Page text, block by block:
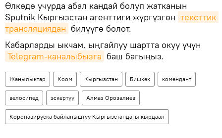
Өлкөдө учурда абал кандай болуп жатканын
Sputnik Кыргызстан агенттиги жүргүзгөн тексттик
трансляциядан билүүгө болот.
Кабарларды ыкчам, ыңгайлуу шартта окуу үчүн
Telegram-каналыбызга баш багыңыз.
Жаңылыктар Коом Кыргызстан Бишкек комендант
велосипед эскертүү Алмаз Орозалиев
Коронавируска байланыштуу Кыргызстандагы кырдаал